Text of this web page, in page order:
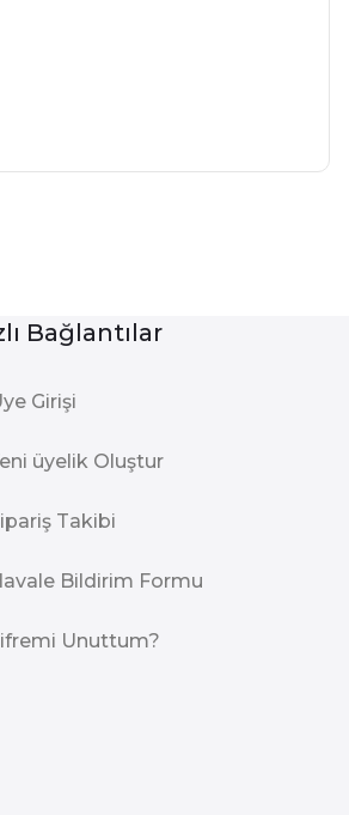
Bağlantılar
Girişi
üyelik Oluştur
Takibi
Bildirim Formu
Unuttum?